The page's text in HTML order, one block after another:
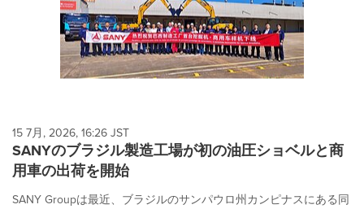
15 7月, 2026, 16:26 JST
SANYのブラジル製造工場が初の油圧ショベルと商
用車の出荷を開始
SANY Groupは最近、ブラジルのサンパウロ州カンピナスにある同